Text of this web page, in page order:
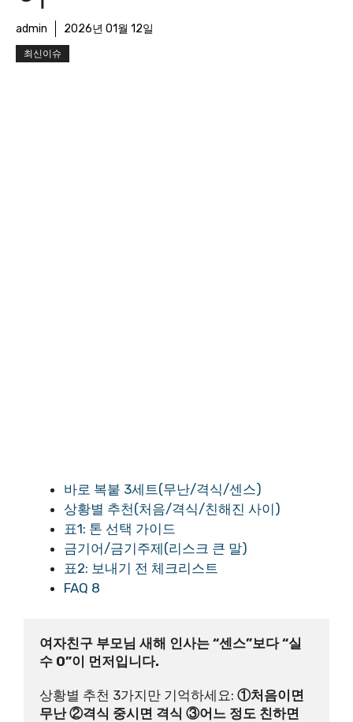
admin 2026년 01월 12일
최신이슈
바로 복붙 3세트(무난/격식/센스)
상황별 추천(처음/격식/친해진 사이)
표1: 톤 선택 가이드
금기어/금기주제(리스크 큰 말)
표2: 보내기 전 체크리스트
FAQ 8
여자친구 부모님 새해 인사는 “센스”보다 “실
수 0”이 먼저입니다.
상황별 추천 3가지만 기억하세요: ①처음이면
무난 ②격식 중시면 격식 ③어느 정도 친하면